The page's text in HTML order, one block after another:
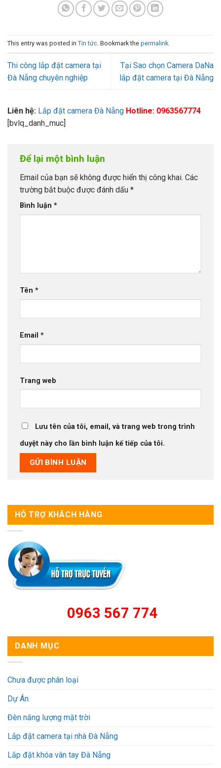
This entry was posted in Tin tức. Bookmark the permalink.
Thi công lắp đặt camera tại
Đà Nẵng chuyên nghiệp
Tại Sao chọn Camera DaNa
lắp đặt camera tại Đà Nẵng
Liên hệ: Lắp đặt camera Đà Nẵng Hotline: 0963567774
[bvlq_danh_muc]
Để lại một bình luận
Email của bạn sẽ không được hiển thị công khai. Các
trường bắt buộc được đánh dấu *
Bình luận *
Tên *
Email *
Trang web
Lưu tên của tôi, email, và trang web trong trình
duyệt này cho lần bình luận kế tiếp của tôi.
HỖ TRỢ KHÁCH HÀNG
0963 567 774
DANH MỤC
Chưa được phân loại
Dự Án
Đèn năng lượng mặt trời
Lắp đặt camera tại nhà Đà Nẵng
Lắp đặt khóa vân tay Đà Nẵng